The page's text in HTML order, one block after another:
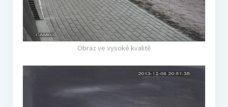
Obraz ve vysoké kvalitě